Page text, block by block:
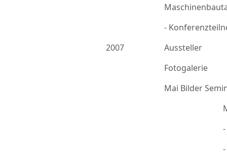
2007
-
Aussteller
Fotogalerie
Mai Bilder